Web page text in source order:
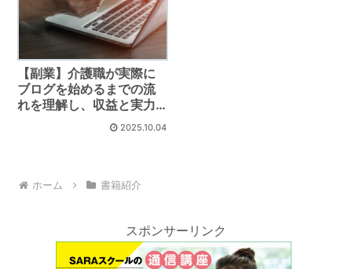
【副業】介護職が実際に
ブログを始めるまでの流
れを理解し、収益と実力
2025.10.04
ホーム 書籍紹介
スポンサーリンク